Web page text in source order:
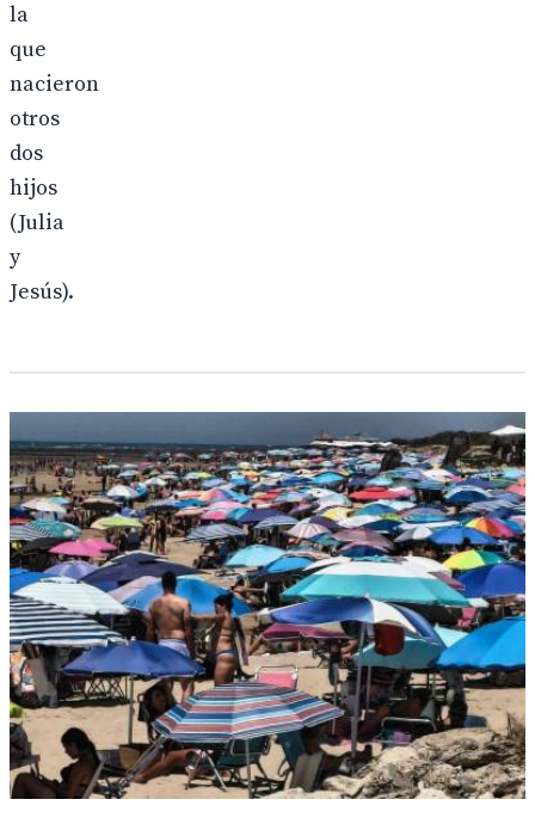
la
que
nacieron
otros
dos
hijos
(Julia
y
Jesús).